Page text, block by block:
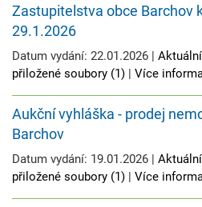
Zastupitelstva obce Barchov
29.1.2026
Datum vydání: 22.01.2026 |
přiložené soubory (1) | Více
Aukční vyhláška - prodej
Barchov
Datum vydání: 19.01.2026 |
přiložené soubory (1) | Více